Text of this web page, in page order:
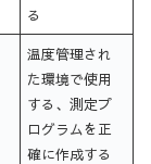
る
温度管理され
た環境で使用
する、測定プ
ログラムを正
確に作成する